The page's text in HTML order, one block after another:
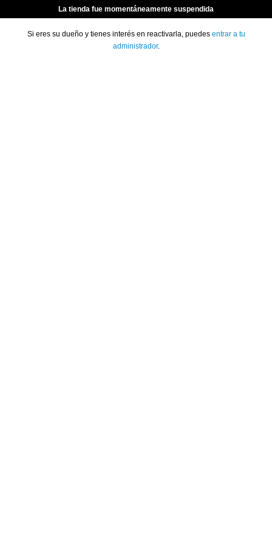
La tienda fue momentáneamente suspendida
Si eres su dueño y tienes interés en reactivarla, puedes entrar a tu
administrador.